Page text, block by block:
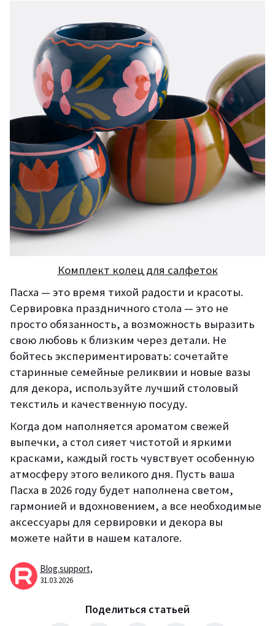
Комплект колец для салфеток
Пасха — это время тихой радости и красоты.
Сервировка праздничного стола — это не
просто обязанность, а возможность выразить
свою любовь к близким через детали. Не
бойтесь экспериментировать: сочетайте
старинные семейные реликвии и новые вазы
для декора, используйте лучший столовый
текстиль и качественную посуду.
Когда дом наполняется ароматом свежей
выпечки, а стол сияет чистотой и яркими
красками, каждый гость чувствует особенную
атмосферу этого великого дня. Пусть ваша
Пасха в 2026 году будет наполнена светом,
гармонией и вдохновением, а все необходимые
аксессуары для сервировки и декора вы
можете найти в нашем каталоге.
Blog.support,
31.03.2026
Поделиться статьей